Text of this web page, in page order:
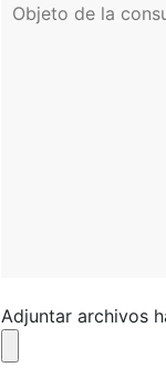
Adjuntar archivos